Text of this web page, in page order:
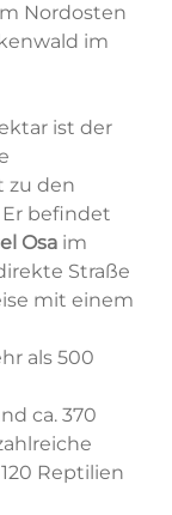
Nordosten
im
ist der
zu den
befindet
Osaim
Straße
mit einem
als 500
ca. 370
Reptilien